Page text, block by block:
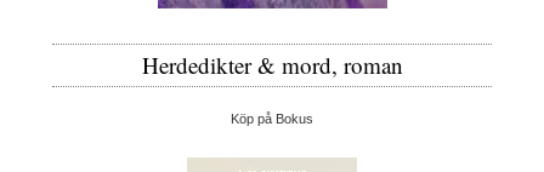
Herdedikter & mord, roman
Köp på Bokus